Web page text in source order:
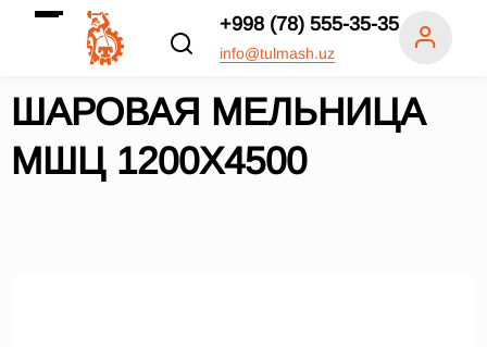
+998 (78) 555-35-35
info@tulmash.uz
ШАРОВАЯ МЕЛЬНИЦА
МШЦ 1200Х4500